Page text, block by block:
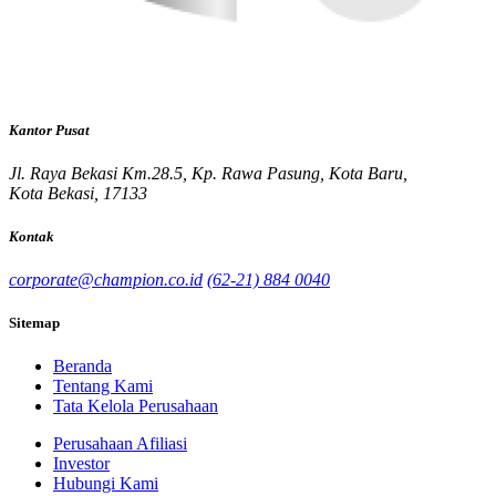
Kantor Pusat
Jl. Raya Bekasi Km.28.5, Kp. Rawa Pasung, Kota Baru,
Kota Bekasi, 17133
Kontak
corporate@champion.co.id (62-21) 884 0040
Sitemap
Beranda
Tentang Kami
Tata Kelola Perusahaan
Perusahaan Afiliasi
Investor
Hubungi Kami